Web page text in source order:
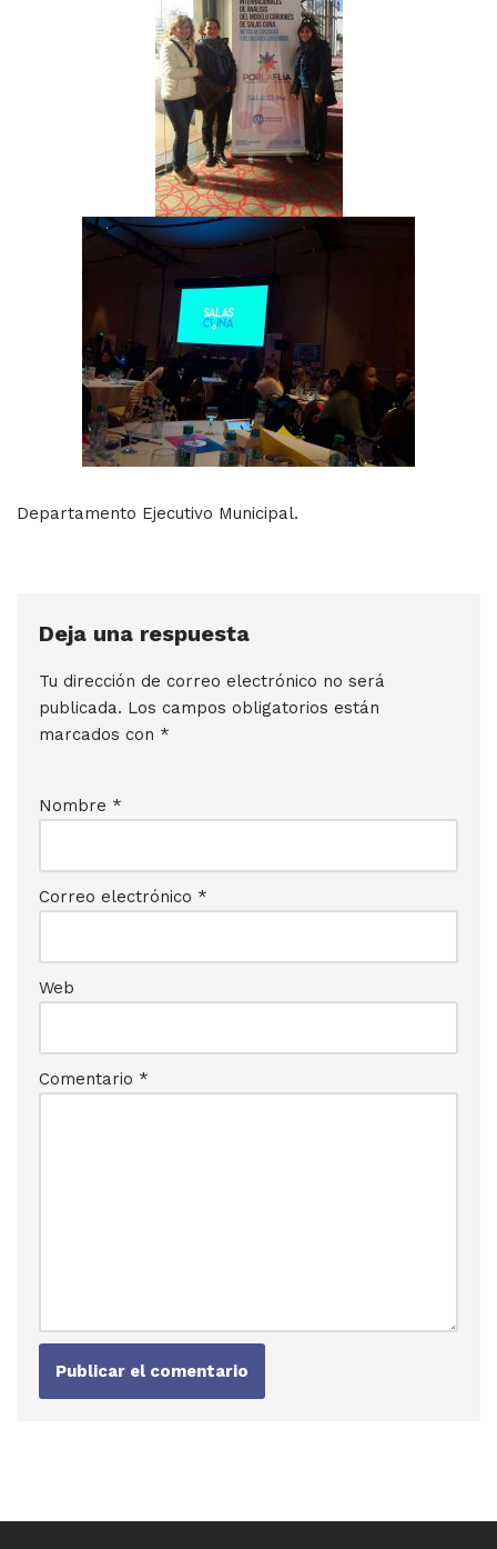
Departamento Ejecutivo Municipal.
Deja una respuesta
Tu dirección de correo electrónico no será
publicada. Los campos obligatorios están
marcados con *
Nombre *
Correo electrónico *
Web
Comentario *